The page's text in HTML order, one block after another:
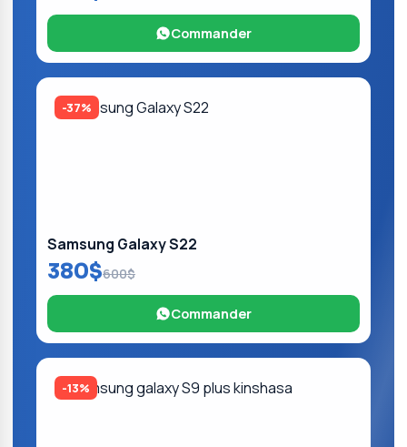
Commander
-37%
Samsung Galaxy S22
380$600$
Commander
-13%